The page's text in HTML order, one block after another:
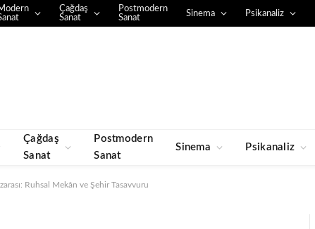
Çağdaş
Sanat
Postmodern
Sanat
Sinema Psikanaliz
Çağdaş
Sanat
Postmodern
Sanat
Sinema Psikanaliz
Ruhsal Mekân ve Şehir Tasavvuru